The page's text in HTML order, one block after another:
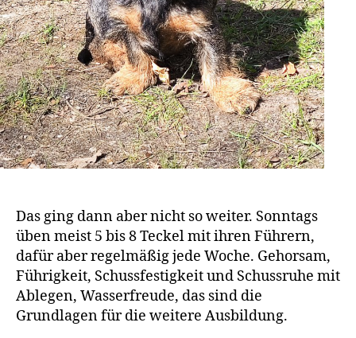
Das ging dann aber nicht so weiter. Sonntags
üben meist 5 bis 8 Teckel mit ihren Führern,
dafür aber regelmäßig jede Woche. Gehorsam,
Führigkeit, Schussfestigkeit und Schussruhe mit
Ablegen, Wasserfreude, das sind die
Grundlagen für die weitere Ausbildung.